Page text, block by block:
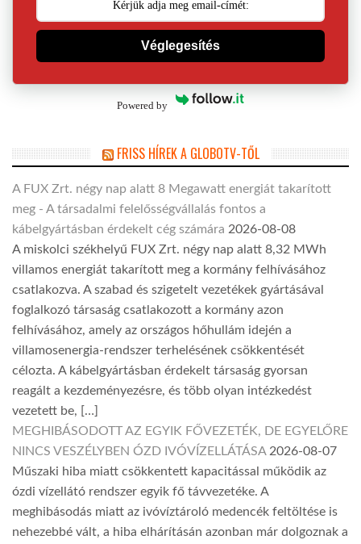
Véglegesítés
Powered by
FRISS HÍREK A GLOBOTV-TŐL
A FUX Zrt. négy nap alatt 8 Megawatt energiát takarított
meg - A társadalmi felelősségvállalás fontos a
kábelgyártásban érdekelt cég számára 2026-08-08
A miskolci székhelyű FUX Zrt. négy nap alatt 8,32 MWh
villamos energiát takarított meg a kormány felhívásához
csatlakozva. A szabad és szigetelt vezetékek gyártásával
foglalkozó társaság csatlakozott a kormány azon
felhívásához, amely az országos hőhullám idején a
villamosenergia-rendszer terhelésének csökkentését
célozta. A kábelgyártásban érdekelt társaság gyorsan
reagált a kezdeményezésre, és több olyan intézkedést
vezetett be, […]
MEGHIBÁSODOTT AZ EGYIK FŐVEZETÉK, DE EGYELŐRE
NINCS VESZÉLYBEN ÓZD IVÓVÍZELLÁTÁSA 2026-08-07
Műszaki hiba miatt csökkentett kapacitással működik az
ózdi vízellátó rendszer egyik fő távvezetéke. A
meghibásodás miatt az ivóvíztároló medencék feltöltése is
nehezebbé vált, a hiba elhárításán azonban már dolgoznak a